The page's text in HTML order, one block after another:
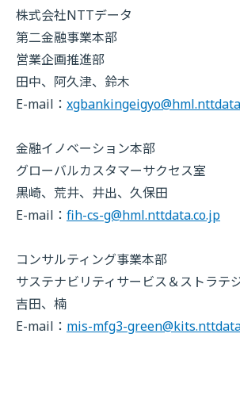
株式会社NTTデータ
第二金融事業本部
営業企画推進部
田中、阿久津、鈴木
E-mail：
金融イノベーション本部
グローバルカスタマーサクセス室
黒崎、荒井、井出、久保田
E-mail： fih-cs-g@hml.nttdata.co.jp
コンサルティング事業本部
サステナビリティサービス＆ストラテ
吉田、楠
E-mail： mis-mfg3-